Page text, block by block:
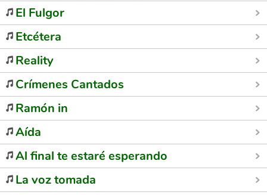
El Fulgor
Etcétera
Reality
Crímenes Cantados
Ramón in
Aída
Al final te estaré esperando
La voz tomada